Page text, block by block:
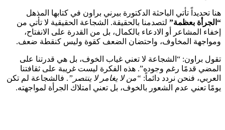
هنا تحديداً تأتي الباحثة الدكتورة بيرني براون في كتابها المذهل
“الجرأة بعظمة” لتصدمنا بالحقيقة. الشجاعة الحقيقية لا تأتي من
إخفاء المشاعر أو الادعاء بالكمال، بل من القدرة على الانفتاح،
ومواجهة المخاوف، واحتضان الضعف كقوة وليس كنقطة ضعف.
تقول براون: “الشجاعة لا تعني غياب الخوف، بل هي قدرتنا على
المضي قدمًا رغم وجوده”. هذه الفكرة ليست غريبة على ثقافتنا
العربي، فنحن نردد دائماً: “من لا يغامر لا ينتصر”. فالشجاعة لم تكن
يومًا تعني عدم الشعور بالخوف، بل تعني امتلاك الجرأة لمواجهته.